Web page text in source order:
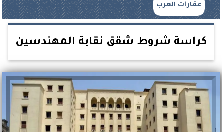
عقارات العرب
كراسة شروط شقق نقابة المهندسين